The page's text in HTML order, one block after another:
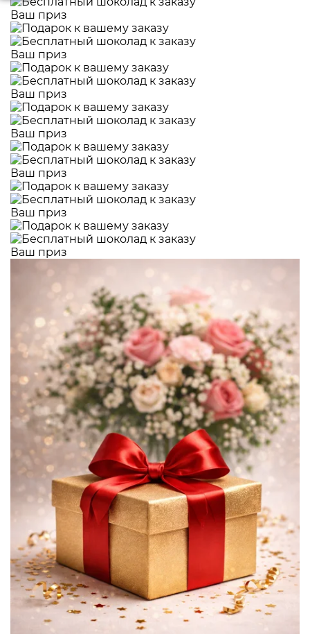
Ваш приз
Ваш приз
Ваш приз
Ваш приз
Ваш приз
Ваш приз
Ваш приз